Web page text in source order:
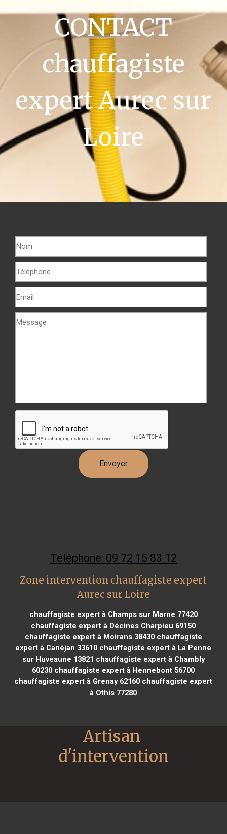
CONTACT
chauffagiste
expert Aurec sur
Loire
Téléphone: 09 72 15 83 12
Zone intervention chauffagiste expert
Aurec sur Loire
chauffagiste expert à Champs sur Marne 77420
chauffagiste expert à Décines Charpieu 69150
chauffagiste expert à Moirans 38430chauffagiste
expert à Canéjan 33610 chauffagiste expert à La Penne
sur Huveaune 13821 chauffagiste expert à Chambly
60230 chauffagiste expert à Hennebont 56700
chauffagiste expert à Grenay 62160 chauffagiste expert
à Othis 77280
Artisan
d'intervention